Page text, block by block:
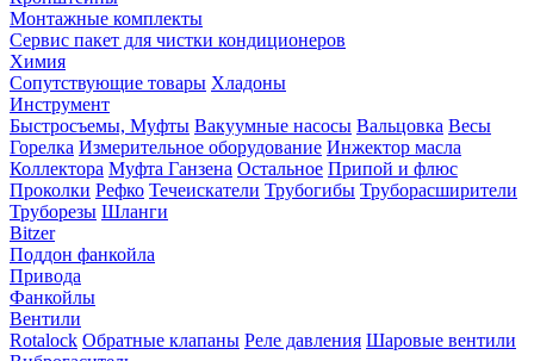
Монтажные комплекты
Сервис пакет для чистки кондиционеров
Химия
Сопутствующие товары Хладоны
Инструмент
Быстросъемы, Муфты Вакуумные насосы Вальцовка Весы
Горелка Измерительное оборудование Инжектор масла
Коллектора Муфта Ганзена Остальное Припой и флюс
Проколки Рефко Течеискатели Трубогибы Труборасширители
Труборезы Шланги
Bitzer
Поддон фанкойла
Привода
Фанкойлы
Вентили
Rotalock Обратные клапаны Реле давления Шаровые вентили